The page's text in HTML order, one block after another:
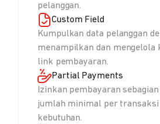
pelanggan.
Custom Field
Kumpulkan data pelanggan
menampilkan dan mengelola
link pembayaran.
Partial Payments
Izinkan pembayaran
jumlah minimal per transaksi
kebutuhan.